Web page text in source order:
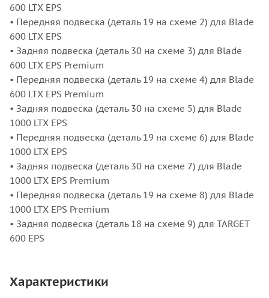
600 LTX EPS
• Передняя подвеска (деталь 19 на схеме 2) для Blade
600 LTX EPS
• Задняя подвеска (деталь 30 на схеме 3) для Blade
600 LTX EPS Premium
• Передняя подвеска (деталь 19 на схеме 4) для Blade
600 LTX EPS Premium
• Задняя подвеска (деталь 30 на схеме 5) для Blade
1000 LTX EPS
• Передняя подвеска (деталь 19 на схеме 6) для Blade
1000 LTX EPS
• Задняя подвеска (деталь 30 на схеме 7) для Blade
1000 LTX EPS Premium
• Передняя подвеска (деталь 19 на схеме 8) для Blade
1000 LTX EPS Premium
• Задняя подвеска (деталь 18 на схеме 9) для TARGET
600 EPS
Характеристики